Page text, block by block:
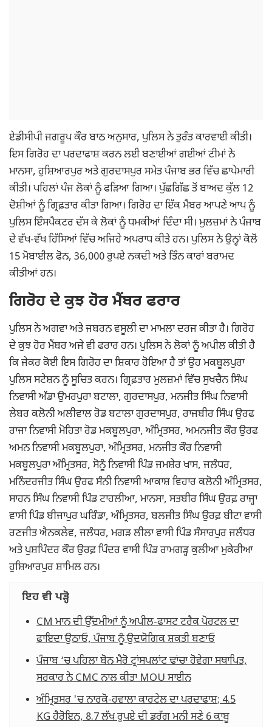
ਏਡੀਸੀਪੀ ਜਗਰੂਪ ਕੌਰ ਬਾਠ ਅਨੁਸਾਰ, ਪੁਲਿਸ ਨੇ ਤੁਰੰਤ ਕਾਰਵਾਈ ਕੀਤੀ।
ਇਸ ਗਿਰੋਹ ਦਾ ਪਰਦਾਫਾਸ਼ ਕਰਨ ਲਈ ਬਣਾਈਆਂ ਗਈਆਂ ਟੀਮਾਂ ਨੇ
ਮਾਨਸਾ, ਹੁਸ਼ਿਆਰਪੁਰ ਅਤੇ ਗੁਰਦਾਸਪੁਰ ਸਮੇਤ ਪੰਜਾਬ ਭਰ ਵਿੱਚ ਛਾਪੇਮਾਰੀ
ਕੀਤੀ। ਪਹਿਲਾਂ ਪੰਜ ਲੋਕਾਂ ਨੂੰ ਫੜਿਆ ਗਿਆ। ਪੁੱਛਗਿੱਛ ਤੋਂ ਬਾਅਦ ਕੁੱਲ 12
ਦੋਸ਼ੀਆਂ ਨੂੰ ਗ੍ਰਿਫ਼ਤਾਰ ਕੀਤਾ ਗਿਆ। ਗਿਰੋਹ ਦਾ ਇੱਕ ਮੈਂਬਰ ਆਪਣੇ ਆਪ ਨੂੰ
ਪੁਲਿਸ ਇੰਸਪੈਕਟਰ ਦੱਸ ਕੇ ਲੋਕਾਂ ਨੂੰ ਧਮਕੀਆਂ ਦਿੰਦਾ ਸੀ। ਮੁਲਜ਼ਮਾਂ ਨੇ ਪੰਜਾਬ
ਦੇ ਵੱਖ-ਵੱਖ ਹਿੱਸਿਆਂ ਵਿੱਚ ਅਜਿਹੇ ਅਪਰਾਧ ਕੀਤੇ ਹਨ। ਪੁਲਿਸ ਨੇ ਉਨ੍ਹਾਂ ਕੋਲੋਂ
15 ਮੋਬਾਈਲ ਫੋਨ, 36,000 ਰੁਪਏ ਨਕਦੀ ਅਤੇ ਤਿੰਨ ਕਾਰਾਂ ਬਰਾਮਦ
ਕੀਤੀਆਂ ਹਨ।
ਗਿਰੋਹ ਦੇ ਕੁਝ ਹੋਰ ਮੈਂਬਰ ਫਰਾਰ
ਪੁਲਿਸ ਨੇ ਅਗਵਾ ਅਤੇ ਜਬਰਨ ਵਸੂਲੀ ਦਾ ਮਾਮਲਾ ਦਰਜ ਕੀਤਾ ਹੈ। ਗਿਰੋਹ
ਦੇ ਕੁਝ ਹੋਰ ਮੈਂਬਰ ਅਜੇ ਵੀ ਫਰਾਰ ਹਨ। ਪੁਲਿਸ ਨੇ ਲੋਕਾਂ ਨੂੰ ਅਪੀਲ ਕੀਤੀ ਹੈ
ਕਿ ਜੇਕਰ ਕੋਈ ਇਸ ਗਿਰੋਹ ਦਾ ਸ਼ਿਕਾਰ ਹੋਇਆ ਹੈ ਤਾਂ ਉਹ ਮਕਬੂਲਪੁਰਾ
ਪੁਲਿਸ ਸਟੇਸ਼ਨ ਨੂੰ ਸੂਚਿਤ ਕਰਨ। ਗ੍ਰਿਫ਼ਤਾਰ ਮੁਲਜ਼ਮਾਂ ਵਿੱਚ ਸੁਖਚੈਨ ਸਿੰਘ
ਨਿਵਾਸੀ ਅੱਡਾ ਉਮਰਪੁਰਾ ਬਟਾਲਾ, ਗੁਰਦਾਸਪੁਰ, ਮਨਜੀਤ ਸਿੰਘ ਨਿਵਾਸੀ
ਲੇਬਰ ਕਲੋਨੀ ਅਲੀਵਾਲ ਰੋਡ ਬਟਾਲਾ ਗੁਰਦਾਸਪੁਰ, ਰਾਜਬੀਰ ਸਿੰਘ ਉਰਫ
ਰਾਜਾ ਨਿਵਾਸੀ ਮੋਹਿਤਾ ਰੋਡ ਮਕਬੂਲਪੁਰਾ, ਅੰਮ੍ਰਿਤਸਰ, ਅਮਨਜੀਤ ਕੌਰ ਉਰਫ
ਅਮਨ ਨਿਵਾਸੀ ਮਕਬੂਲਪੁਰਾ, ਅੰਮ੍ਰਿਤਸਰ, ਮਨਜੀਤ ਕੌਰ ਨਿਵਾਸੀ
ਮਕਬੂਲਪੁਰਾ ਅੰਮ੍ਰਿਤਸਰ, ਸੋਨੂੰ ਨਿਵਾਸੀ ਪਿੰਡ ਜਮਸ਼ੇਰ ਖਾਸ, ਜਲੰਧਰ,
ਮਨਿੰਦਰਜੀਤ ਸਿੰਘ ਉਰਫ ਸੰਨੀ ਨਿਵਾਸੀ ਆਕਾਸ਼ ਵਿਹਾਰ ਕਲੋਨੀ ਅੰਮ੍ਰਿਤਸਰ,
ਸਾਹਨ ਸਿੰਘ ਨਿਵਾਸੀ ਪਿੰਡ ਟਾਹਲੀਆ, ਮਾਨਸਾ, ਸਤਬੀਰ ਸਿੰਘ ਉਰਫ਼ ਰਾਜ੍ਹਾ
ਵਾਸੀ ਪਿੰਡ ਬੀਜਾਪੁਰ ਘਰਿੰਡਾ, ਅੰਮ੍ਰਿਤਸਰ, ਬਲਜੀਤ ਸਿੰਘ ਉਰਫ਼ ਬੀਟਾ ਵਾਸੀ
ਰਣਜੀਤ ਐਨਕਲੇਵ, ਜਲੰਧਰ, ਮਗੜ ਲੀਲਾ ਵਾਸੀ ਪਿੰਡ ਸੰਸਾਰਪੁਰ ਜਲੰਧਰ
ਅਤੇ ਪੁਸ਼ਪਿੰਦਰ ਕੌਰ ਉਰਫ਼ ਪਿੰਦਰ ਵਾਸੀ ਪਿੰਡ ਰਾਮਗੜ੍ਹ ਕੁਲੀਆ ਮੁਕੇਰੀਆ
ਹੁਸ਼ਿਆਰਪੁਰ ਸ਼ਾਮਿਲ ਹਨ।
ਇਹ ਵੀ ਪੜ੍ਹੋ
CM ਮਾਨ ਦੀ ਉੱਦਮੀਆਂ ਨੂੰ ਅਪੀਲ-ਫਾਸਟ ਟਰੈਕ ਪੋਰਟਲ ਦਾ
ਫਾਇਦਾ ਉਠਾਓ, ਪੰਜਾਬ ਨੂੰ ਉਦਯੋਗਿਕ ਸ਼ਕਤੀ ਬਣਾਓ
ਪੰਜਾਬ ‘ਚ ਪਹਿਲਾ ਬੋਨ ਮੈਰੋ ਟ੍ਰਾਂਸਪਲਾਂਟ ਢਾਂਚਾ ਹੋਵੇਗਾ ਸਥਾਪਿਤ,
ਸਰਕਾਰ ਨੇ CMC ਨਾਲ ਕੀਤਾ MOU ਸਾਈਨ
ਅੰਮ੍ਰਿਤਸਰ 'ਚ ਨਾਰਕੋ-ਹਵਾਲਾ ਕਾਰਟੇਲ ਦਾ ਪਰਦਾਫਾਸ਼; 4.5
KG ਹੈਰੋਇਨ, 8.7 ਲੱਖ ਰੁਪਏ ਦੀ ਡਰੱਗ ਮਨੀ ਸਣੇ 6 ਕਾਬੂ